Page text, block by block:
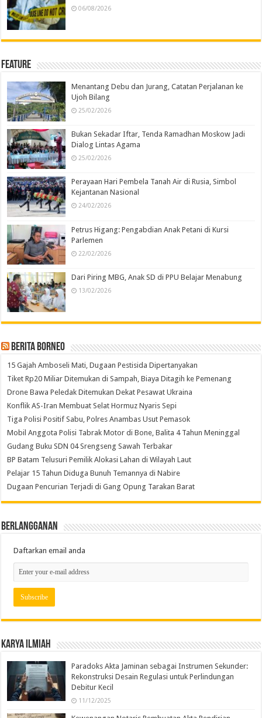
06/08/2026
Feature
Menantang Debu dan Jurang, Catatan Perjalanan ke
Ujoh Bilang
25/02/2026
Bukan Sekadar Iftar, Tenda Ramadhan Moskow Jadi
Dialog Lintas Agama
25/02/2026
Perayaan Hari Pembela Tanah Air di Rusia, Simbol
Kejantanan Nasional
24/02/2026
Petrus Higang: Pengabdian Anak Petani di Kursi
Parlemen
22/02/2026
Dari Piring MBG, Anak SD di PPU Belajar Menabung
13/02/2026
Berita Borneo
15 Gajah Amboseli Mati, Dugaan Pestisida Dipertanyakan
Tiket Rp20 Miliar Ditemukan di Sampah, Biaya Ditagih ke Pemenang
Drone Bawa Peledak Ditemukan Dekat Pesawat Ukraina
Konflik AS-Iran Membuat Selat Hormuz Nyaris Sepi
Tiga Polisi Positif Sabu, Polres Anambas Usut Pemasok
Mobil Anggota Polisi Tabrak Motor di Bone, Balita 4 Tahun Meninggal
Gudang Buku SDN 04 Srengseng Sawah Terbakar
BP Batam Telusuri Pemilik Alokasi Lahan di Wilayah Laut
Pelajar 15 Tahun Diduga Bunuh Temannya di Nabire
Dugaan Pencurian Terjadi di Gang Opung Tarakan Barat
Berlangganan
Daftarkan email anda
Karya Ilmiah
Paradoks Akta Jaminan sebagai Instrumen Sekunder:
Rekonstruksi Desain Regulasi untuk Perlindungan
Debitur Kecil
11/12/2025